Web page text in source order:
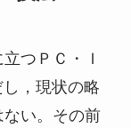
つＰＣ・Ｉ
，現状の略
い。その前